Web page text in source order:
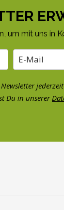
um mit uns in
Du in unserer